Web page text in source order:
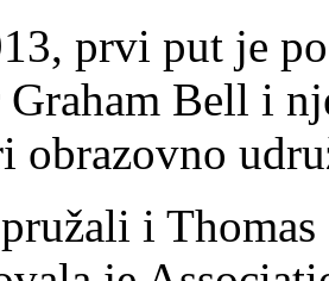
prvi put je
Bell i
obrazovno
i